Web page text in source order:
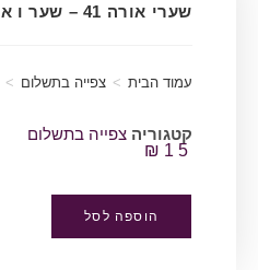
שערי אורה 41 – שער ו אלוקים
עמוד הבית > צפייה בתשלום >
קטגוריה צפייה בתשלום
₪ 15
הוספה לסל